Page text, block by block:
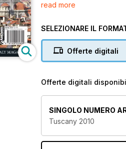
breaks City Guide.
read more
SELEZIONARE IL
Offerte digitali
Offerte digitali
SINGOLO NUMERO
Tuscany 2010